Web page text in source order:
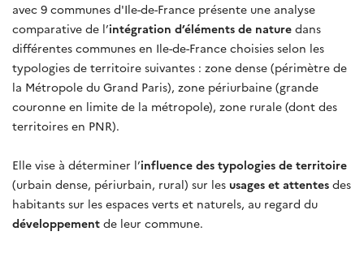
avec 9 communes d'Ile-de-France présente une analyse
comparative de l’intégration d’éléments de nature dans
différentes communes en Ile-de-France choisies selon les
typologies de territoire suivantes : zone dense (périmètre de
la Métropole du Grand Paris), zone périurbaine (grande
couronne en limite de la métropole), zone rurale (dont des
territoires en PNR).
Elle vise à déterminer l’influence des typologies de territoire
(urbain dense, périurbain, rural) sur les usages et attentes des
habitants sur les espaces verts et naturels, au regard du
développement de leur commune.